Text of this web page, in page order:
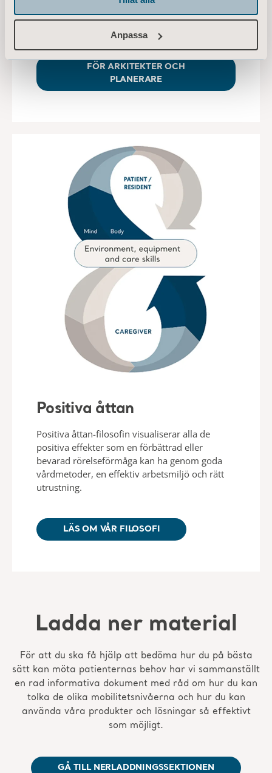
Anpassa
att kunna designa utrymmen som passar den
FÖR ARKITEKTER OCH
PLANERARE
Positiva åttan
Positiva åttan-filosofin visualiserar alla de
positiva effekter som en förbättrad eller
bevarad rörelseförmåga kan ha genom goda
vårdmetoder, en effektiv arbetsmiljö och rätt
utrustning.
LÄS OM VÅR FILOSOFI
Ladda ner material
För att du ska få hjälp att bedöma hur du på bästa
sätt kan möta patienternas behov har vi sammanställt
en rad informativa dokument med råd om hur du kan
tolka de olika mobilitetsnivåerna och hur du kan
använda våra produkter och lösningar så effektivt
som möjligt.
GÅ TILL NERLADDNINGSSEKTIONEN